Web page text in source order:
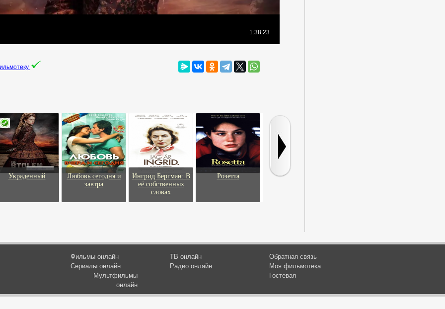
Украденный
Любовь сегодня и
завтра
Ингрид Бергман: В
её собственных
словах
Розетта
Экстро 2: Вторая
Обратная связь
Моя фильмотека
Гостевая
ТВ онлайн
Радио онлайн
Фильмы онлайн
Сериалы онлайн
Мультфильмы
онлайн